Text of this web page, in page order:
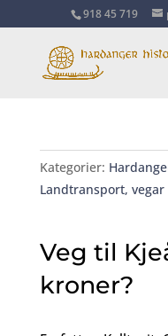
918 45 719
Kategorier:
Landtransport, vegar
Veg til
kroner?